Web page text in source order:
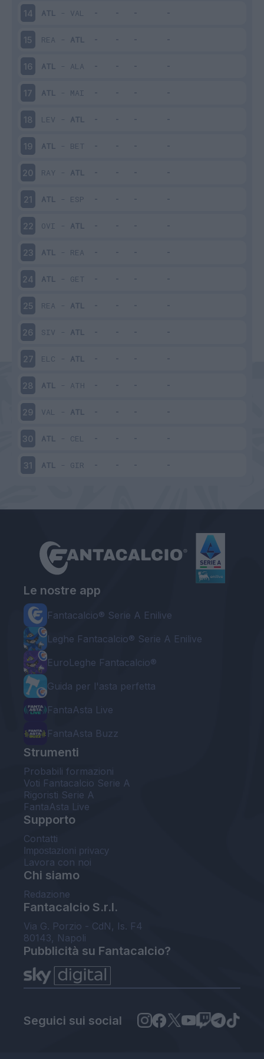
14 ATL - VAL
15 REA - ATL
16 ATL - ALA
17 ATL - MAI
18 LEV - ATL
19 ATL - BET
20 RAY - ATL
21 ATL - ESP
22 OVI - ATL
23 ATL - REA
24 ATL - GET
25 REA - ATL
26 SIV - ATL
27 ELC - ATL
28 ATL - ATH
29 VAL - ATL
30 ATL - CEL
31 ATL - GIR
Le nostre app
Fantacalcio® Serie A Enilive
Leghe Fantacalcio® Serie A Enilive
EuroLeghe Fantacalcio®
Guida per l'asta perfetta
FantaAsta Live
FantaAsta Buzz
Strumenti
Probabili formazioni
Voti Fantacalcio Serie A
Rigoristi Serie A
FantaAsta Live
Supporto
Contatti
Impostazioni privacy
Lavora con noi
Chi siamo
Redazione
Fantacalcio S.r.l.
Via G. Porzio - CdN, Is. F4
80143, Napoli
Pubblicità su Fantacalcio?
Seguici sui social